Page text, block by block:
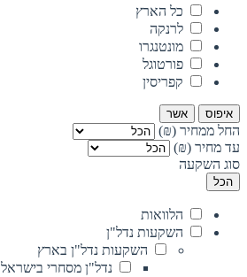
כל הארץ
לרנקה
מונטנגרו
פורטוגל
קפריסין
איפוס אשר
החל ממחיר (₪)
עד מחיר (₪)
סוג השקעה
הכל
הלוואות
השקעות נדל"ן
השקעות נדל"ן בארץ
נדל"ן מסחרי בישראל